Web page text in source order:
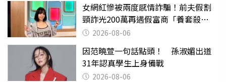
女網紅慘被兩度感情詐騙！前夫假割
頸詐光200萬再遇假富商「養套殺
2000萬」
2026-08-06
因范曉萱一句話點頭！ 孫淑媚出道
31年認真學生上身備戰
2026-08-06